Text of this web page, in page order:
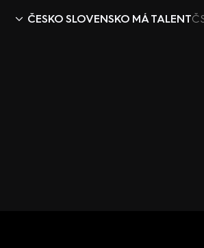
ČESKO SLOVENSKO MÁ TALENT